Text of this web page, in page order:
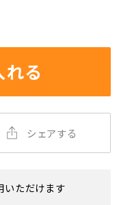
れる
シェアする
いただけます